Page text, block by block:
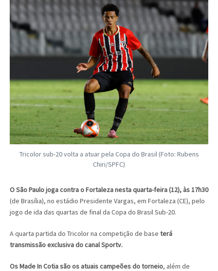
Tricolor sub-20 volta a atuar pela Copa do Brasil (Foto: Rubens
Chiri/SPFC)
O São Paulo joga contra o Fortaleza nesta quarta-feira (12), às 17h30
(de Brasília), no estádio Presidente Vargas, em Fortaleza (CE), pelo
jogo de ida das quartas de final da Copa do Brasil Sub-20.
A quarta partida do Tricolor na competição de base terá
transmissão exclusiva do canal Sportv.
Os Made In Cotia são os atuais campeões do torneio, além de